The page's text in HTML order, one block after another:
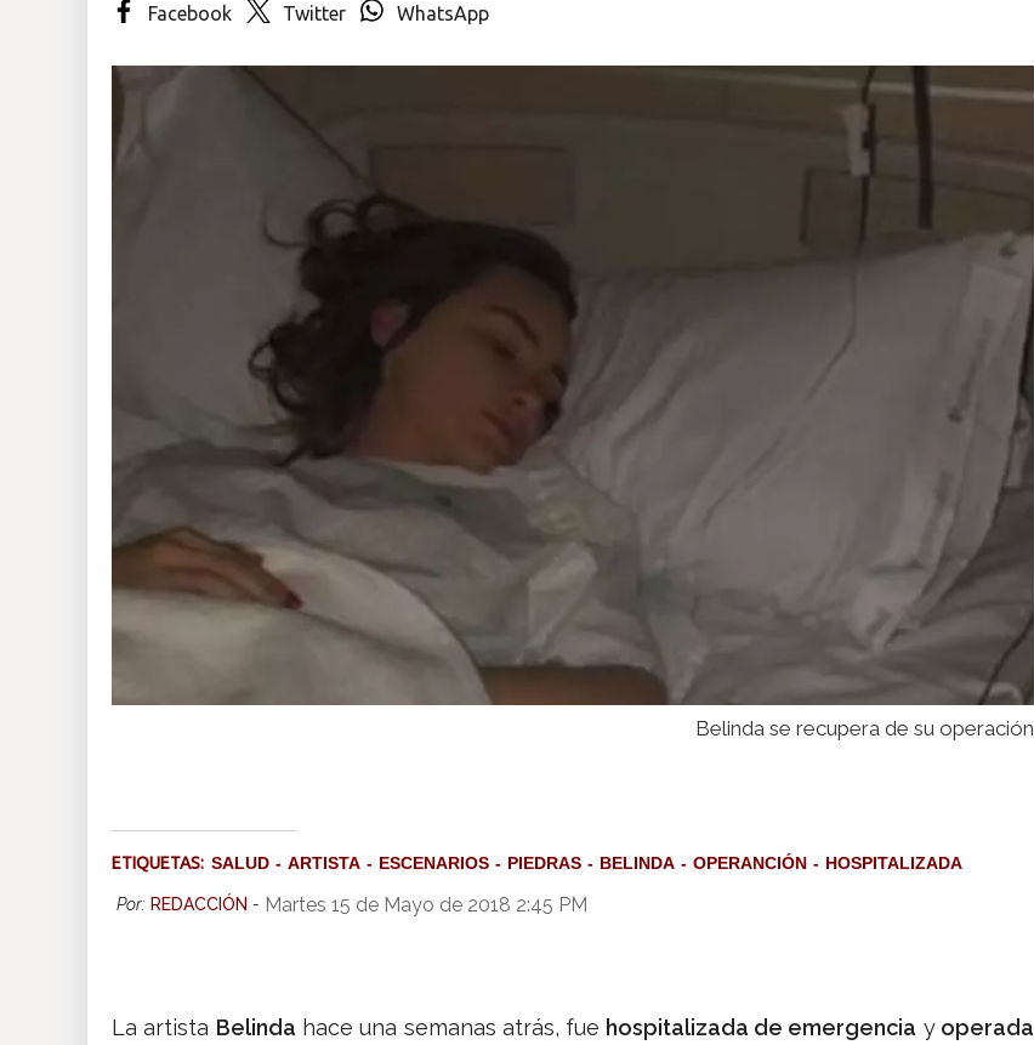
Facebook Twitter WhatsApp
Belinda se recupera de su operación
ETIQUETAS: SALUD ARTISTA ESCENARIOS PIEDRAS BELINDA OPERANCIÓN HOSPITALIZADA
Por: REDACCIÓN - Martes 15 de Mayo de 2018 2:45 PM
La artista Belinda hace una semanas atrás, fue hospitalizada de emergencia yoperada